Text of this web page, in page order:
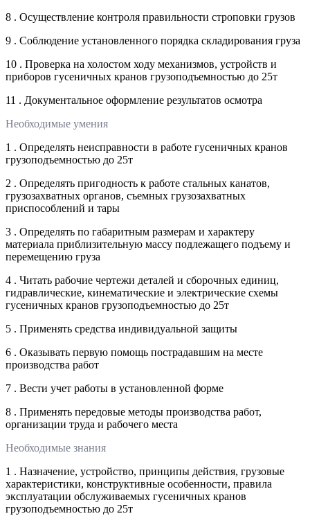
8 . Осуществление контроля правильности строповки грузов
9 . Соблюдение установленного порядка складирования груза
10 . Проверка на холостом ходу механизмов, устройств и
приборов гусеничных кранов грузоподъемностью до 25т
11 . Документальное оформление результатов осмотра
Необходимые умения
1 . Определять неисправности в работе гусеничных кранов
грузоподъемностью до 25т
2 . Определять пригодность к работе стальных канатов,
грузозахватных органов, съемных грузозахватных
приспособлений и тары
3 . Определять по габаритным размерам и характеру
материала приблизительную массу подлежащего подъему и
перемещению груза
4 . Читать рабочие чертежи деталей и сборочных единиц,
гидравлические, кинематические и электрические схемы
гусеничных кранов грузоподъемностью до 25т
5 . Применять средства индивидуальной защиты
6 . Оказывать первую помощь пострадавшим на месте
производства работ
7 . Вести учет работы в установленной форме
8 . Применять передовые методы производства работ,
организации труда и рабочего места
Необходимые знания
1 . Назначение, устройство, принципы действия, грузовые
характеристики, конструктивные особенности, правила
эксплуатации обслуживаемых гусеничных кранов
грузоподъемностью до 25т